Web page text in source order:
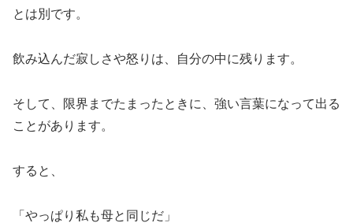
とは別です。
飲み込んだ寂しさや怒りは、自分の中に残ります。
そして、限界までたまったときに、強い言葉になって出る
ことがあります。
すると、
「やっぱり私も母と同じだ」